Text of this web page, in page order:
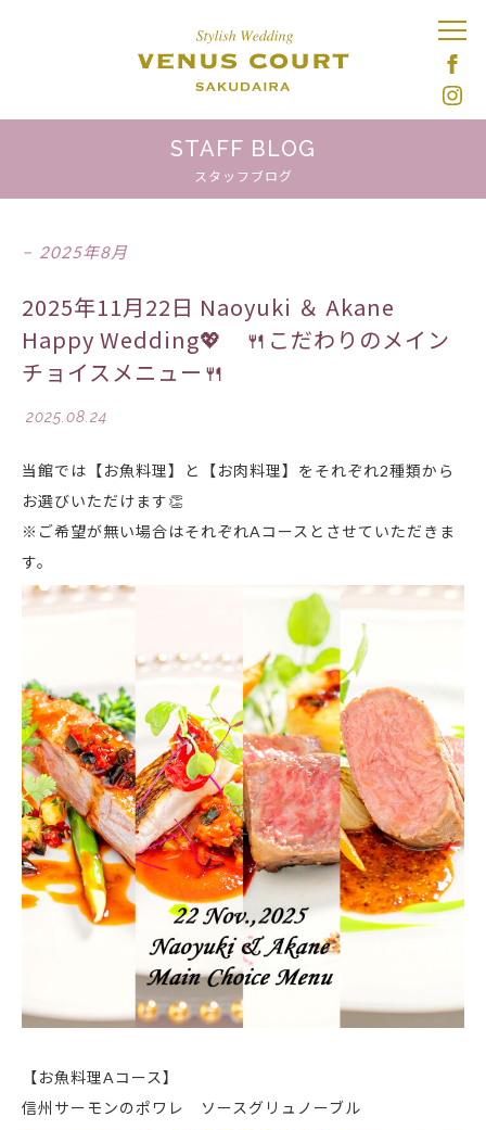
STAFF BLOG
スタッフブログ
2025年8月
2025年11月22日 Naoyuki ＆ Akane
Happy Wedding💖 🍴こだわりのメイン
チョイスメニュー🍴
2025.08.24
当館では【お魚料理】と【お肉料理】をそれぞれ2種類から
お選びいただけます👏
※ご希望が無い場合はそれぞれAコースとさせていただきま
す。
【お魚料理Aコース】
信州サーモンのポワレ ソースグリュノーブル